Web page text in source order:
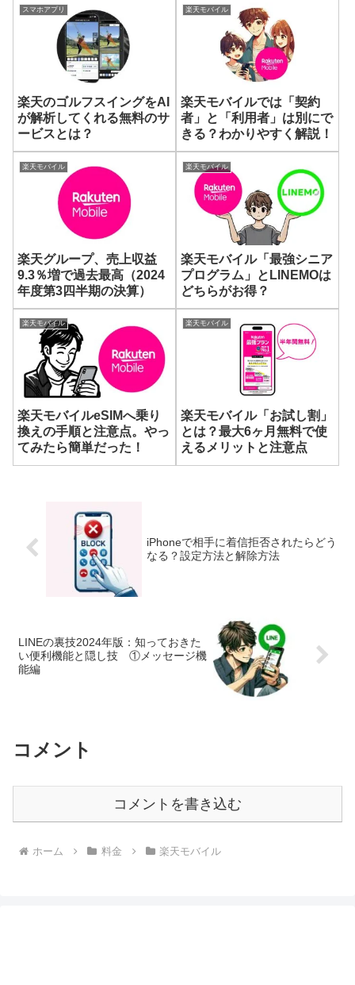
スマホアプリ
楽天のゴルフスイングをAI
が解析してくれる無料のサ
ービスとは？
楽天モバイル
楽天モバイルでは「契約
者」と「利用者」は別にで
きる？わかりやすく解説！
楽天モバイル
楽天グループ、売上収益
9.3％増で過去最高（2024
年度第3四半期の決算）
楽天モバイル
楽天モバイル「最強シニア
プログラム」とLINEMOは
どちらがお得？
楽天モバイル
楽天モバイルeSIMへ乗り
換えの手順と注意点。やっ
てみたら簡単だった！
楽天モバイル
楽天モバイル「お試し割」
とは？最大6ヶ月無料で使
えるメリットと注意点
iPhoneで相手に着信拒否されたらどう
なる？設定方法と解除方法
LINEの裏技2024年版：知っておきた
い便利機能と隠し技 ①メッセージ機
能編
コメント
コメントを書き込む
ホーム 料金 楽天モバイル